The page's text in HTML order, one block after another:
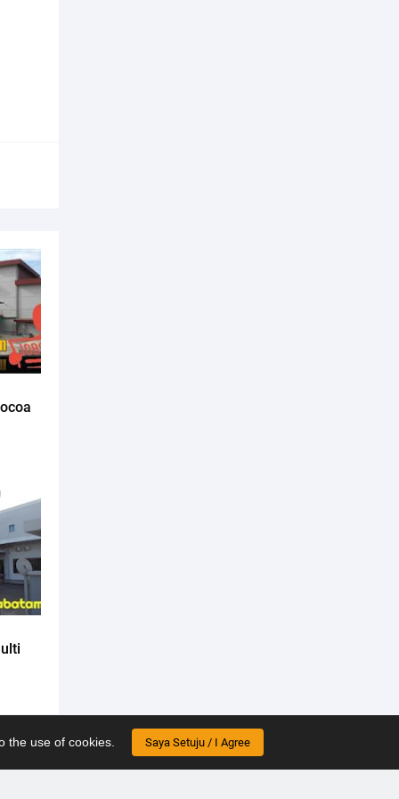
lama
the use of cookies.
Saya Setuju / I Agree